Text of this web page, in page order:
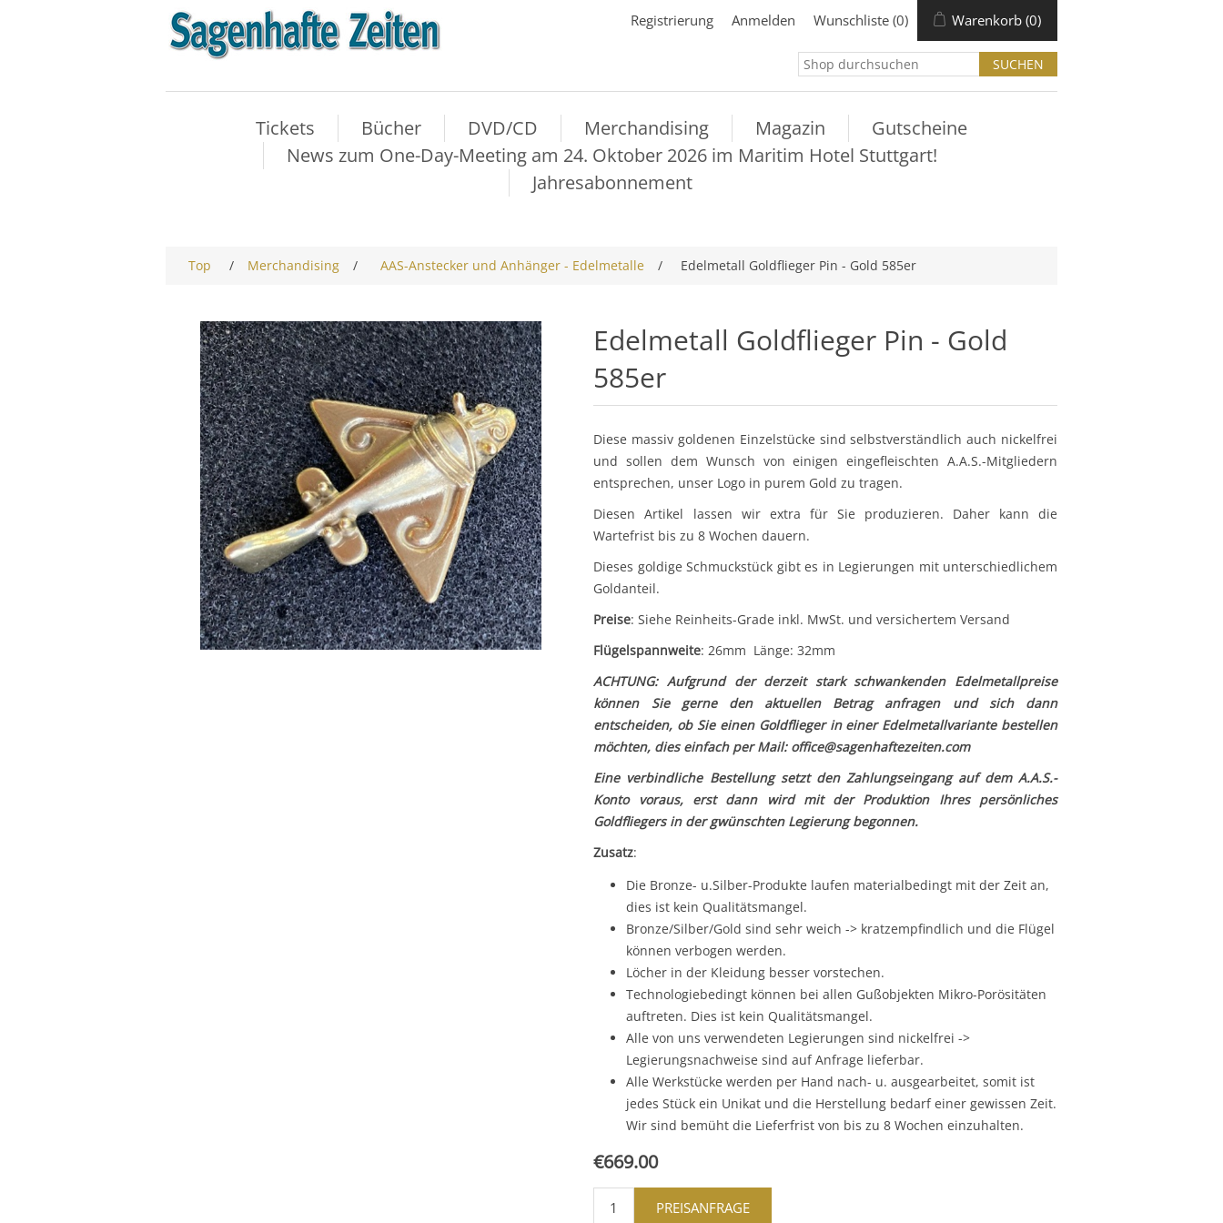
Registrierung Anmelden Wunschliste (0) Warenkorb (0)
Tickets Bücher DVD/CD Merchandising Magazin
Gutscheine
News zum One-Day-Meeting am 24. Oktober 2026 im Maritim Hotel Stuttgart!
Jahresabonnement
Top / Merchandising / AAS-Anstecker und Anhänger - Edelmetalle / Edelmetall Goldflieger Pin - Gold 585er
Edelmetall Goldflieger Pin - Gold
585er
Diese massiv goldenen Einzelstücke sind selbstverständlich auch nickelfrei
und sollen dem Wunsch von einigen eingefleischten A.A.S.-Mitgliedern
entsprechen, unser Logo in purem Gold zu tragen.
Diesen Artikel lassen wir extra für Sie produzieren. Daher kann die
Wartefrist bis zu 8 Wochen dauern.
Dieses goldige Schmuckstück gibt es in Legierungen mit unterschiedlichem
Goldanteil.
Preise: Siehe Reinheits-Grade inkl. MwSt. und versichertem Versand
Flügelspannweite: 26mm Länge: 32mm
ACHTUNG: Aufgrund der derzeit stark schwankenden Edelmetallpreise
können Sie gerne den aktuellen Betrag anfragen und sich dann
entscheiden, ob Sie einen Goldflieger in einer Edelmetallvariante bestellen
möchten, dies einfach per Mail: office@sagenhaftezeiten.com
Eine verbindliche Bestellung setzt den Zahlungseingang auf dem A.A.S.-
Konto voraus, erst dann wird mit der Produktion Ihres persönliches
Goldfliegers in der gwünschten Legierung begonnen.
Zusatz:
Die Bronze- u.Silber-Produkte laufen materialbedingt mit der Zeit an,
dies ist kein Qualitätsmangel.
Bronze/Silber/Gold sind sehr weich -> kratzempfindlich und die Flügel
können verbogen werden.
Löcher in der Kleidung besser vorstechen.
Technologiebedingt können bei allen Gußobjekten Mikro-Porösitäten
auftreten. Dies ist kein Qualitätsmangel.
Alle von uns verwendeten Legierungen sind nickelfrei ->
Legierungsnachweise sind auf Anfrage lieferbar.
Alle Werkstücke werden per Hand nach- u. ausgearbeitet, somit ist
jedes Stück ein Unikat und die Herstellung bedarf einer gewissen Zeit.
Wir sind bemüht die Lieferfrist von bis zu 8 Wochen einzuhalten.
€669.00